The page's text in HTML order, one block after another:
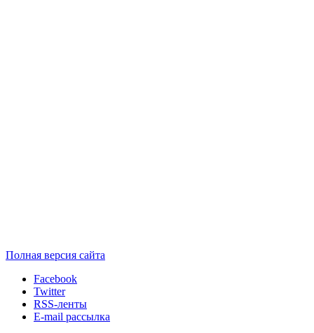
Полная версия сайта
Facebook
Twitter
RSS-ленты
E-mail рассылка